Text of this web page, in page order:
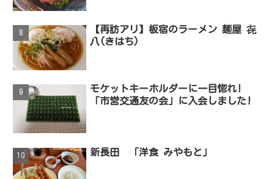
【再訪アリ】板宿のラーメン 麺屋 㐂
八(きはち)
モケットキーホルダーに一目惚れ!
「市営交通友の会」に入会しました!
新長田 「洋食 みやもと」